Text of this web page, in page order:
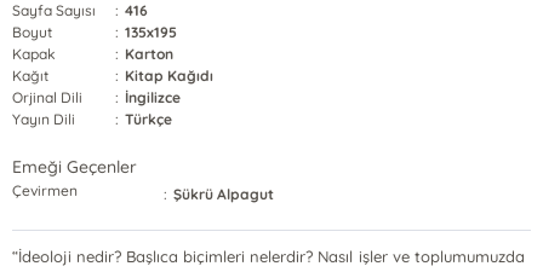
Sayfa Sayısı
: 416
Boyut
: 135x195
Kapak
: Karton
Kağıt
: Kitap Kağıdı
Orjinal Dili
: İngilizce
Yayın Dili
: Türkçe
Emeği Geçenler
Çevirmen : Şükrü Alpagut
“İdeoloji nedir? Başlıca biçimleri nelerdir? Nasıl işler ve toplumumuzda